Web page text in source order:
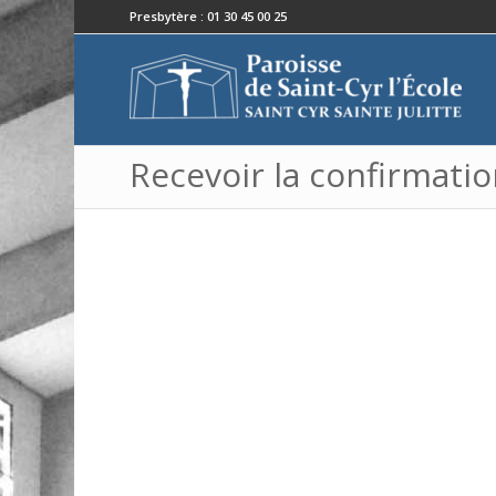
Presbytère : 01 30 45 00 25
Recevoir la